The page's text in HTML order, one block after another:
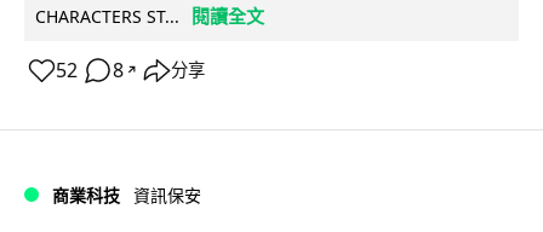
CHARACTERS ST...
閱讀全文
52 8 ↗ 分享
商業科技 資訊保安